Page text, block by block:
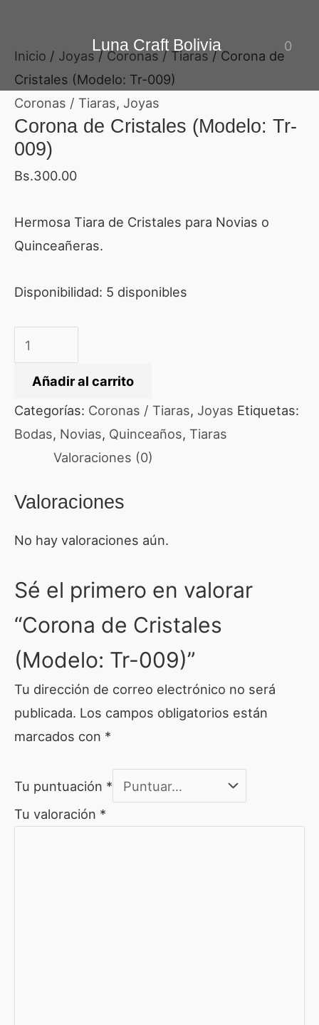
contenido
Luna Craft Bolivia 0
Inicio / Joyas/Coronas / Tiaras/ Corona de
Cristales (Modelo: Tr-009)
Coronas / Tiaras, Joyas
Corona de Cristales (Modelo: Tr-
009)
Bs.300.00
Hermosa Tiara de Cristales para Novias o
Quinceañeras.
Disponibilidad: 5 disponibles
Cristales
(Modelo:
Tr-
009)
cantidad
Añadir al carrito
Categorías: Coronas / Tiaras, Joyas Etiquetas:
Bodas, Novias, Quinceaños, Tiaras
Valoraciones (0)
Valoraciones
No hay valoraciones aún.
Sé el primero en valorar
“Corona de Cristales
(Modelo: Tr-009)”
Tu dirección de correo electrónico no será
publicada. Los campos obligatorios están
marcados con *
Tu puntuación *
Tu valoración *